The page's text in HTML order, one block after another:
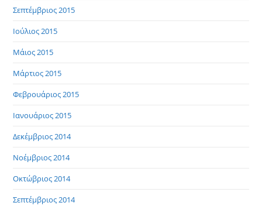
Σεπτέμβριος 2015
Ιούλιος 2015
Μάιος 2015
Μάρτιος 2015
Φεβρουάριος 2015
Ιανουάριος 2015
Δεκέμβριος 2014
Νοέμβριος 2014
Οκτώβριος 2014
Σεπτέμβριος 2014